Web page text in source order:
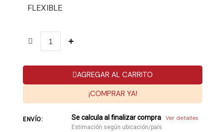
FLEXIBLE
AGREGAR AL CARRITO
¡COMPRAR YA!
ENVÍO: Se calcula al finalizar compra Ver detalles
Estimación según ubicación/país